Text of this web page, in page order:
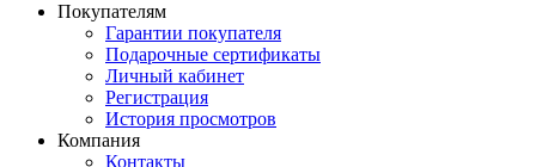
Покупателям
Гарантии покупателя
Подарочные сертификаты
Личный кабинет
Регистрация
История просмотров
Компания
Контакты